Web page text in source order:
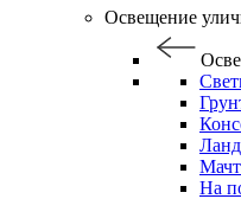
Освещение
На